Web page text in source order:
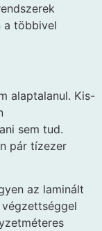
a többivel
alaptalanul. Kis-
sem tud.
pár tízezer
az laminált